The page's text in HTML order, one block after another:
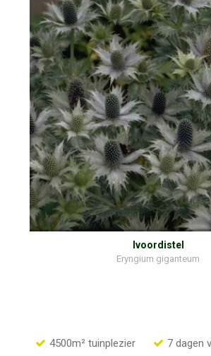
Ivoordistel
Eryngium giganteum
4500m² tuinplezier 7 dagen